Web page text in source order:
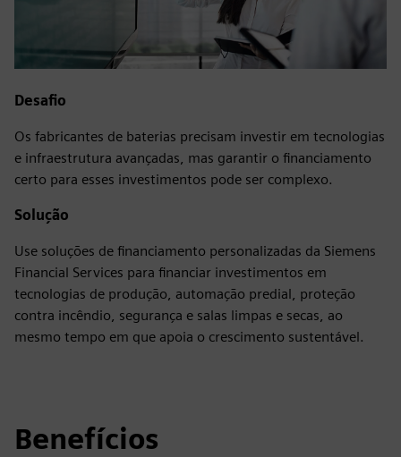
Desafio
Os fabricantes de baterias precisam investir em tecnologias
e infraestrutura avançadas, mas garantir o financiamento
certo para esses investimentos pode ser complexo.
Solução
Use soluções de financiamento personalizadas da Siemens
Financial Services para financiar investimentos em
tecnologias de produção, automação predial, proteção
contra incêndio, segurança e salas limpas e secas, ao
mesmo tempo em que apoia o crescimento sustentável.
Benefícios